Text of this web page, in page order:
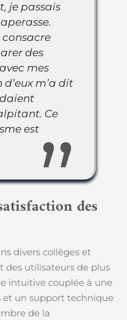
je passais
des
mes
d’eux m’a dit
Ce
est
des
divers collèges et
des utilisateurs de plus
intuitive couplée à une
et un support technique
de la